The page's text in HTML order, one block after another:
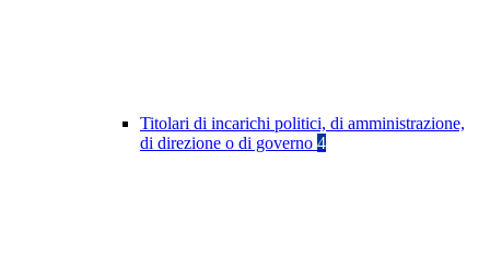
Titolari di incarichi politici, di amministrazione,
di direzione o di governo 4